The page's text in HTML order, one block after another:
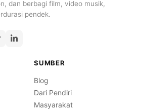
dan berbagi film, video musik,
pendek.
SUMBER
Blog
Dari Pendiri
Masyarakat